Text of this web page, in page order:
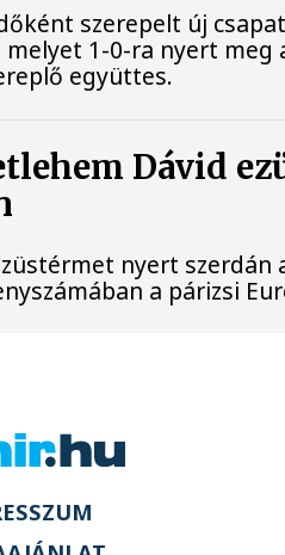
szerepelt új
melyet 1-0-ra nyert
együttes.
Dávid
nyert szerdán
a párizsi